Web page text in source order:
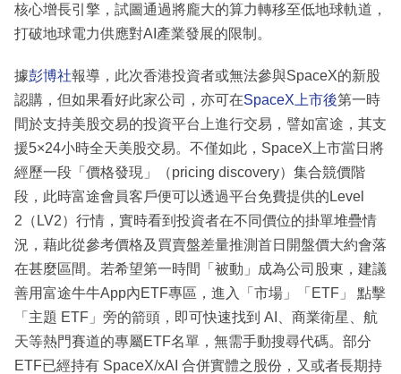
核心增長引擎，試圖通過將龐大的算力轉移至低地球軌道，
打破地球電力供應對AI產業發展的限制。
據彭博社報導，此次香港投資者或無法參與SpaceX的新股
認購，但如果看好此家公司，亦可在SpaceX上市後第一時
間於支持美股交易的投資平台上進行交易，譬如富途，其支
援5×24小時全天美股交易。不僅如此，SpaceX上市當日將
經歷一段「價格發現」（pricing discovery）集合競價階
段，此時富途會員客戶便可以透過平台免費提供的Level
2（LV2）行情，實時看到投資者在不同價位的掛單堆疊情
況，藉此從參考價格及買賣盤差量推測首日開盤價大約會落
在甚麼區間。若希望第一時間「被動」成為公司股東，建議
善用富途牛牛App內ETF專區，進入「市場」「ETF」 點擊
「主題 ETF」旁的箭頭，即可快速找到 AI、商業衛星、航
天等熱門賽道的專屬ETF名單，無需手動搜尋代碼。部分
ETF已經持有 SpaceX/xAI 合併實體之股份，又或者長期持